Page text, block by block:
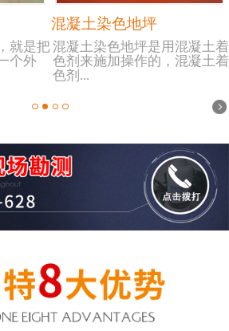
就是把
个外
混凝土染色地坪
混凝土染色地坪是用混凝土着
色剂来施加操作的，混凝土着
色剂...